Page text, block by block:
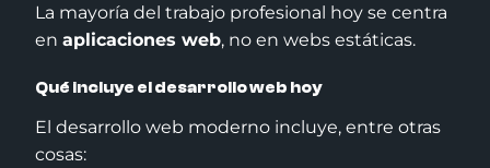
La mayoría del trabajo profesional hoy se centra
enaplicaciones web, no en webs estáticas.
Qué incluye el desarrollo web hoy
El desarrollo web moderno incluye, entre otras
cosas: